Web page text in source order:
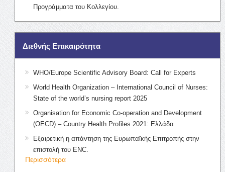
Προγράμματα του Κολλεγίου.
Διεθνής Επικαιρότητα
WHO/Europe Scientific Advisory Board: Call for Experts
World Health Organization – International Council of Nurses:
State of the world’s nursing report 2025
Organisation for Economic Co-operation and Development
(OECD) – Country Health Profiles 2021: Ελλάδα
Εξαιρετική η απάντηση της Ευρωπαϊκής Επιτροπής στην
επιστολή του ENC.
Περισσότερα